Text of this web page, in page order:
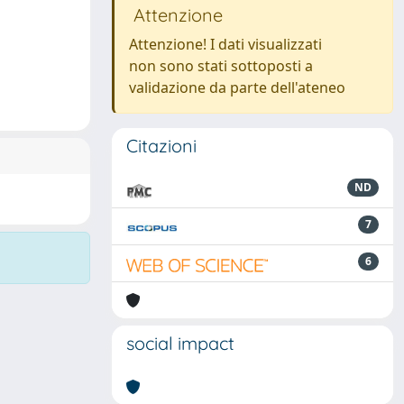
Attenzione
Attenzione! I dati visualizzati
non sono stati sottoposti a
validazione da parte dell'ateneo
Citazioni
ND
7
6
social impact